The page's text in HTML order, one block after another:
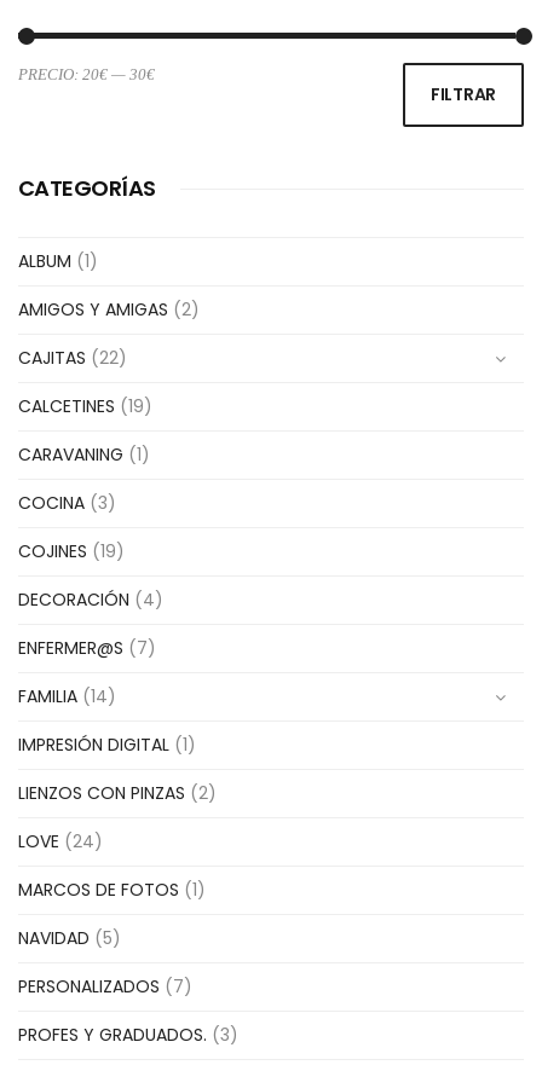
FILTRAR
PRECIO: 20€ — 30€
CATEGORÍAS
ALBUM (1)
AMIGOS Y AMIGAS (2)
CAJITAS (22)
CALCETINES (19)
CARAVANING (1)
COCINA (3)
COJINES (19)
DECORACIÓN (4)
ENFERMER@S (7)
FAMILIA (14)
IMPRESIÓN DIGITAL (1)
LIENZOS CON PINZAS (2)
LOVE (24)
MARCOS DE FOTOS (1)
NAVIDAD (5)
PERSONALIZADOS (7)
PROFES Y GRADUADOS. (3)